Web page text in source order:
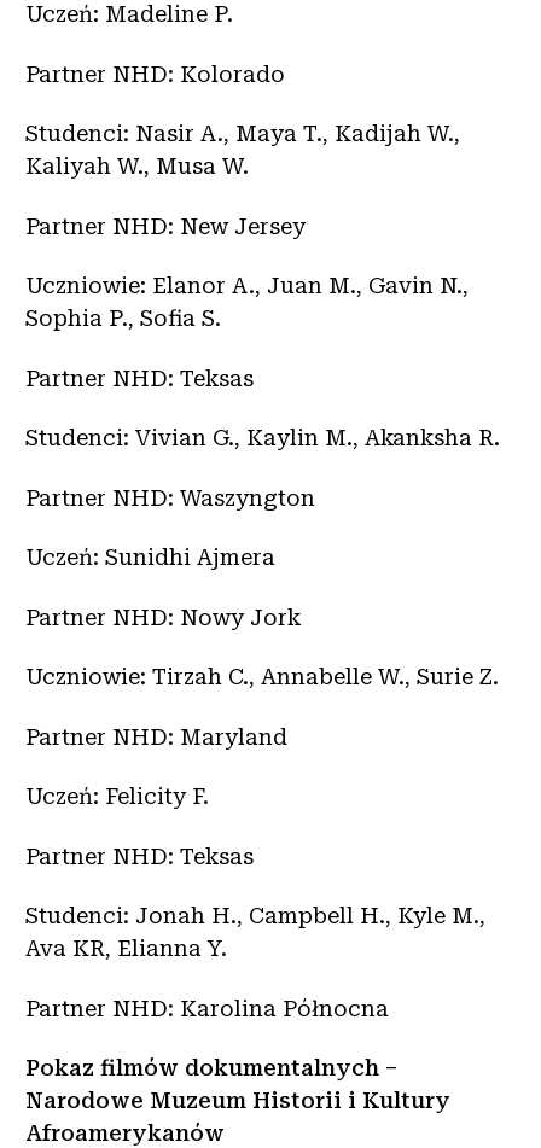
Uczeń: Madeline P.
Partner NHD: Kolorado
Studenci: Nasir A., Maya T., Kadijah W.,
Kaliyah W., Musa W.
Partner NHD: New Jersey
Uczniowie: Elanor A., Juan M., Gavin N.,
Sophia P., Sofia S.
Partner NHD: Teksas
Studenci: Vivian G., Kaylin M., Akanksha R.
Partner NHD: Waszyngton
Uczeń: Sunidhi Ajmera
Partner NHD: Nowy Jork
Uczniowie: Tirzah C., Annabelle W., Surie Z.
Partner NHD: Maryland
Uczeń: Felicity F.
Partner NHD: Teksas
Studenci: Jonah H., Campbell H., Kyle M.,
Ava KR, Elianna Y.
Partner NHD: Karolina Północna
Pokaz filmów dokumentalnych –
Narodowe Muzeum Historii i Kultury
Afroamerykanów